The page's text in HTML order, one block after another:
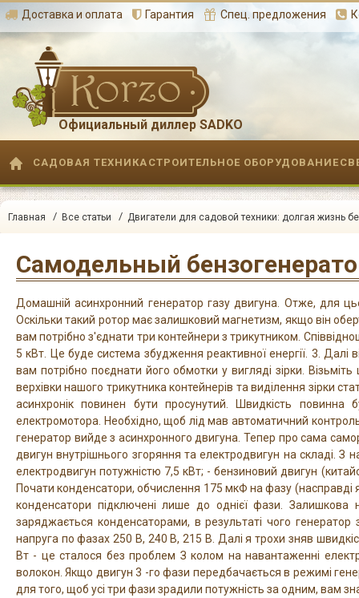
Доставка и оплата Гарантия Спец. предложения
Официальный диллер SADKO
САДОВАЯ ТЕХНИКА СТРОИТЕЛЬНОЕ ОБОРУДОВАНИЕ
Главная / Все статьи / Двигатели для садовой техники: долгая жизнь
Самодельный
Домашній асинхронний генератор газу двигуна. Отже, для
Оскільки такий ротор має залишковий магнетизм, якщо він
вам потрібно з'єднати три контейнери з трикутником.
5 кВт. Це буде система збудження реактивної енергії. 3. Далі
вам потрібно поєднати його обмотки у вигляді зірки.
верхівки нашого трикутника контейнерів та виділення зірки
асинхронік повинен бути просунутий. Швидкість
електромотора. Необхідно, щоб лід мав автоматичний
генератор вийде з асинхронного двигуна. Тепер про сама
двигун внутрішнього згоряння та електродвигун на складі. З
електродвигун потужністю 7,5 кВт; - бензиновий двигун
Почати конденсатори, обчислення 175 мкФ на фазу (насправді
конденсатори підключені лише до однієї фази.
заряджається конденсаторами, в результаті чого
напруга по фазах 250 В, 240 В, 215 В. Далі я трохи зняв
Вт - це сталося без проблем З колом на навантаженні
волокон. Якщо двигун 3 -го фази передбачається в режимі
для того, щоб усі три фази зрадили потужність за одним,